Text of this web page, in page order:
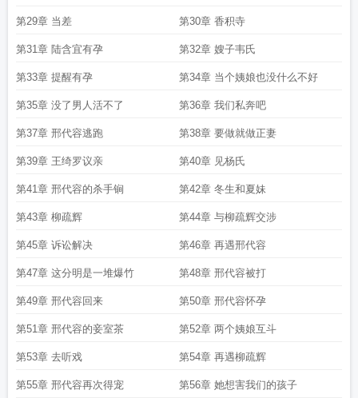
第29章 当差 第30章 香积寺
第31章 陆含宜有孕 第32章 嫂子韦氏
第33章 提醒有孕 第34章 当个姨娘也没什么不好
第35章 没了男人活不了 第36章 我们私奔吧
第37章 邢代容逃跑 第38章 要做就做正妻
第39章 王绮罗议亲 第40章 见杨氏
第41章 邢代容的杀手锏 第42章 冬生和夏妹
第43章 柳疏辉 第44章 与柳疏辉交涉
第45章 诉讼解决 第46章 再遇邢代容
第47章 这分明是一堆爆竹 第48章 邢代容被打
第49章 邢代容回来 第50章 邢代容怀孕
第51章 邢代容的妾室茶 第52章 两个姨娘互斗
第53章 去听戏 第54章 再遇柳疏辉
第55章 邢代容再次得宠 第56章 她想害我们的孩子